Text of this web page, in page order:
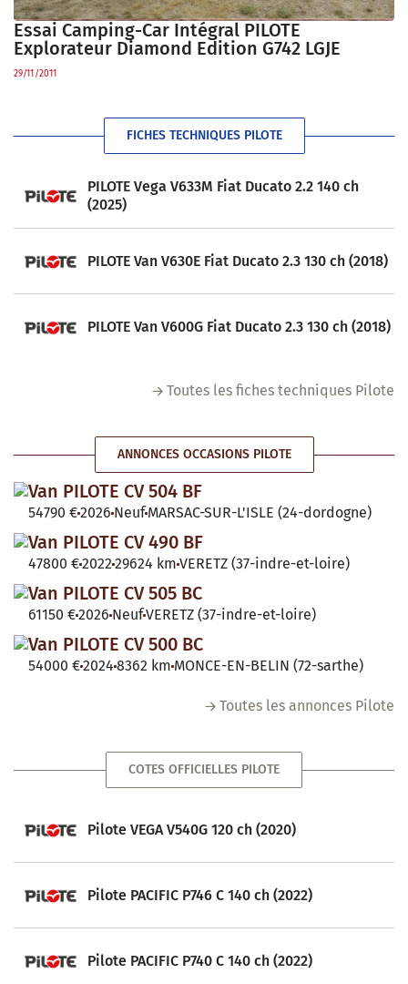
Essai Camping-Car Intégral PILOTE
Explorateur Diamond Edition G742 LGJE
29/11/2011
FICHES TECHNIQUES PILOTE
PILOTE Vega V633M Fiat Ducato 2.2 140 ch
(2025)
PILOTE Van V630E Fiat Ducato 2.3 130 ch (2018)
PILOTE Van V600G Fiat Ducato 2.3 130 ch (2018)
Toutes les fiches techniques Pilote
ANNONCES OCCASIONS PILOTE
Van PILOTE CV 504 BF
54790 €2026 Neuf MARSAC-SUR-L'ISLE (24-dordogne)
Van PILOTE CV 490 BF
47800 €2022 29624 km VERETZ (37-indre-et-loire)
Van PILOTE CV 505 BC
61150 €2026 NeufVERETZ (37-indre-et-loire)
Van PILOTE CV 500 BC
54000 €2024 8362 km MONCE-EN-BELIN (72-sarthe)
Toutes les annonces Pilote
COTES OFFICIELLES PILOTE
Pilote VEGA V540G 120 ch (2020)
Pilote PACIFIC P746 C 140 ch (2022)
Pilote PACIFIC P740 C 140 ch (2022)